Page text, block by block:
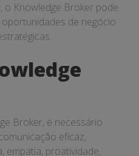
o Knowledge Broker pode
de negócio
Broker, é necessário
eficaz,
empatia, proatividade,